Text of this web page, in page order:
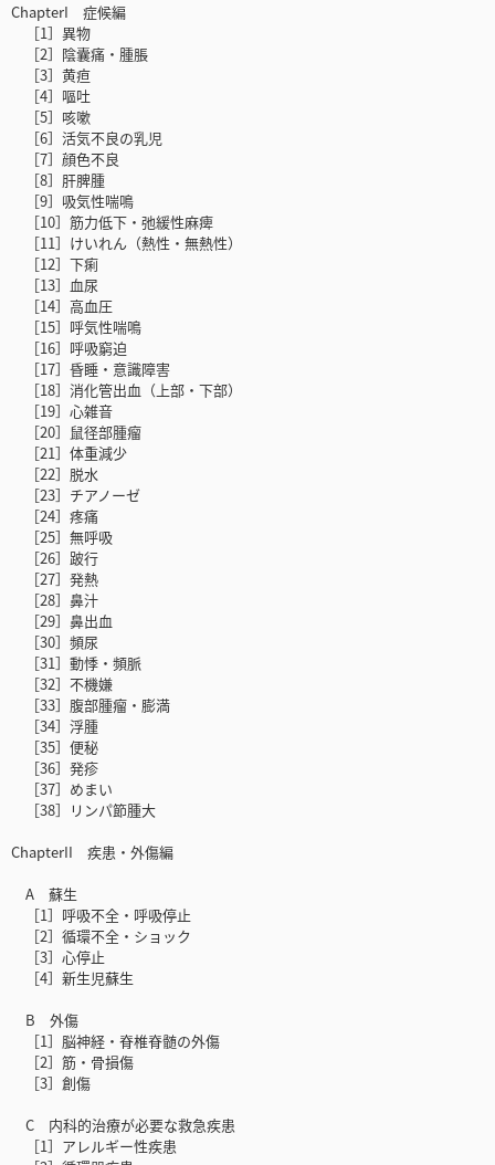
ChapterI 症候編
［1］異物
［2］陰囊痛・腫脹
［3］黄疸
［4］嘔吐
［5］咳嗽
［6］活気不良の乳児
［7］顔色不良
［8］肝脾腫
［9］吸気性喘鳴
［10］筋力低下・弛緩性麻痺
［11］けいれん（熱性・無熱性）
［12］下痢
［13］血尿
［14］高血圧
［15］呼気性喘鳴
［16］呼吸窮迫
［17］昏睡・意識障害
［18］消化管出血（上部・下部）
［19］心雑音
［20］鼠径部腫瘤
［21］体重減少
［22］脱水
［23］チアノーゼ
［24］疼痛
［25］無呼吸
［26］跛行
［27］発熱
［28］鼻汁
［29］鼻出血
［30］頻尿
［31］動悸・頻脈
［32］不機嫌
［33］腹部腫瘤・膨満
［34］浮腫
［35］便秘
［36］発疹
［37］めまい
［38］リンパ節腫大
ChapterII 疾患・外傷編
A 蘇生
［1］呼吸不全・呼吸停止
［2］循環不全・ショック
［3］心停止
［4］新生児蘇生
B 外傷
［1］脳神経・脊椎脊髄の外傷
［2］筋・骨損傷
［3］創傷
C 内科的治療が必要な救急疾患
［1］アレルギー性疾患